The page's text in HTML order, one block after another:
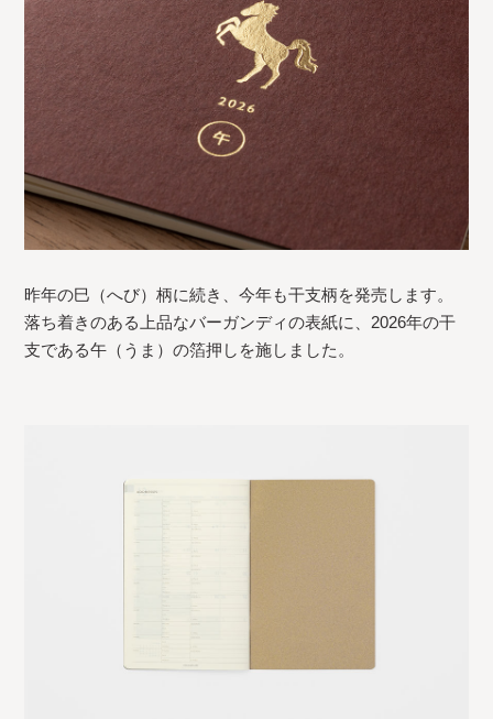
昨年の巳（へび）柄に続き、今年も干支柄を発売します。
落ち着きのある上品なバーガンディの表紙に、2026年の干
支である午（うま）の箔押しを施しました。